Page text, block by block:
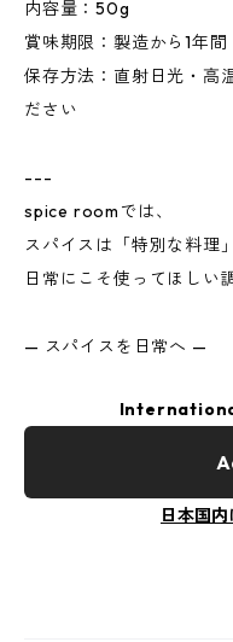
内容量：50g
賞味期限：製造から1年間
保存方法：直射日光・高
ださい
---
spice roomでは、
スパイスは「特別な料理
日常にこそ使ってほしい
— スパイスを日常へ —
日本国